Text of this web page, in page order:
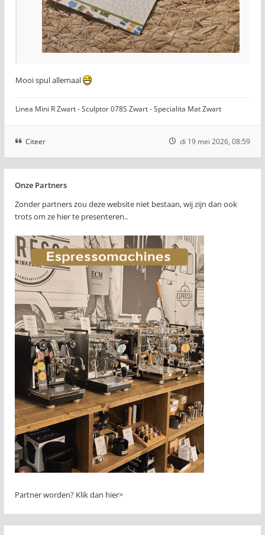
Mooi spul allemaal
Linea Mini R Zwart - Sculptor 078S Zwart - Specialita Mat Zwart
Citeer di 19 mei 2026, 08:59
Onze Partners
Zonder partners zou deze website niet bestaan, wij zijn dan ook
trots om ze hier te presenteren..
Partner worden? Klik dan hier>